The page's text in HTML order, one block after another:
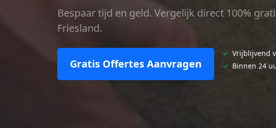
Bespaar tijd en geld. Vergelijk direct 100%
Friesland.
Gratis Offertes Aanvragen
✓ Vrijblijvend
✓ Binnen 24